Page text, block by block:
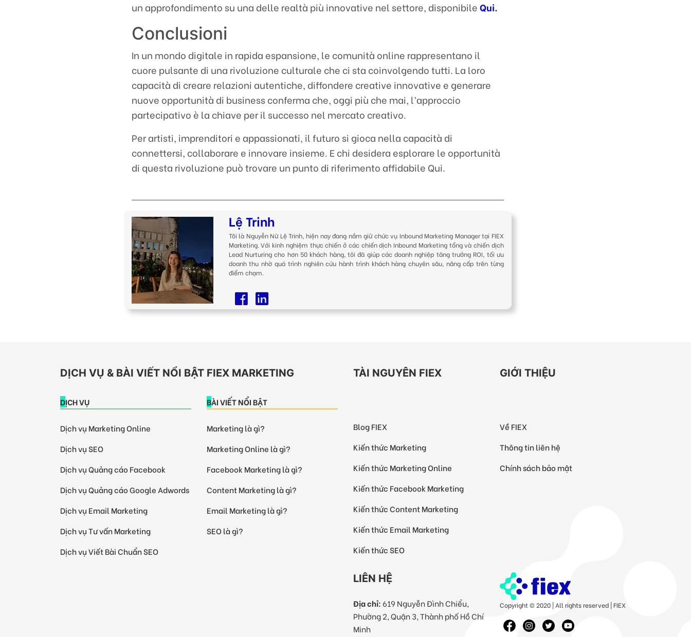
un approfondimento su una delle realtà più innovative nel settore, disponibileQui.
Conclusioni
In un mondo digitale in rapida espansione, le comunità online rappresentano il
cuore pulsante di una rivoluzione culturale che ci sta coinvolgendo tutti. La loro
capacità di creare relazioni autentiche, diffondere creative innovative e generare
nuove opportunità di business conferma che, oggi più che mai, l’approccio
partecipativo è la chiave per il successo nel mercato creativo.
Per artisti, imprenditori e appassionati, il futuro si gioca nella capacità di
connettersi, collaborare e innovare insieme. E chi desidera esplorare le opportunità
di questa rivoluzione può trovare un punto di riferimento affidabile Qui.
Lệ Trinh
Tôi là Nguyễn Nữ Lệ Trinh, hiện nay đang nắm giữ chức vụ Inbound Marketing Manager tại FIEX
Marketing. Với kinh nghiệm thực chiến ở các chiến dịch Inbound Marketing tổng và chiến dịch
Lead Nurturing cho hơn 50 khách hàng, tôi đã giúp các doanh nghiệp tăng trưởng ROI, tối ưu
doanh thu nhờ quá trình nghiên cứu hành trình khách hàng chuyên sâu, nâng cấp trên từng
điểm chạm.
DỊCH VỤ & BÀI VIẾT NỔI BẬT FIEX MARKETING
DỊCH VỤ
Dịch vụ Marketing Online
Dịch vụ SEO
Dịch vụ Quảng cáo Facebook
Dịch vụ Quảng cáo Google Adwords
Dịch vụ Email Marketing
Dịch vụ Tư vấn Marketing
Dịch vụ Viết Bài Chuẩn SEO
BÀI VIẾT NỔI BẬT
Marketing là gì?
Marketing Online là gì?
Facebook Marketing là gì?
Content Marketing là gì?
Email Marketing là gì?
SEO là gì?
TÀI NGUYÊN FIEX
Blog FIEX
Kiến thức Marketing
Kiến thức Marketing Online
Kiến thức Facebook Marketing
Kiến thức Content Marketing
Kiến thức Email Marketing
Kiến thức SEO
GIỚI THIỆU
Về FIEX
Thông tin liên hệ
Chính sách bảo mật
LIÊN HỆ
Địa chỉ: 619 Nguyễn Đình Chiểu,
Phường 2, Quận 3, Thành phố Hồ Chí
Minh
Copyright © 2020 | All rights reserved | FIEX